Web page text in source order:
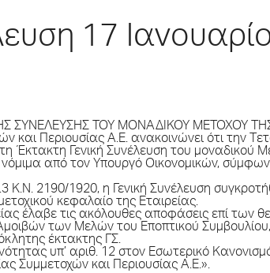
17
ΣΥΝΕΛΕΥΣΗΣ ΤΟΥ ΜΟΝΑΔΙΚΟΥ ΜΕΤΟΧΟΥ
και Περιουσίας Α.Ε. ανακοινώνει ότι την
Έκτακτη Γενική Συνέλευση του μοναδικού
από τον Υπουργό Οικονομικών,
2190/1920, η Γενική Συνέλευση
κεφαλαίο της Εταιρείας.
έλαβε τις ακόλουθες αποφάσεις επί των
Αμοιβών των Μελών του Εποπτικού
έκτακτης ΓΣ.
υπ’ αριθ. 12 στον Εσωτερικό
Συμμετοχών και Περιουσίας Α.Ε.».